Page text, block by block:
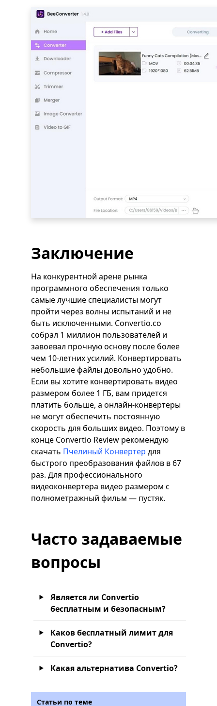
Заключение
На конкурентной арене рынка
программного обеспечения только
самые лучшие специалисты могут
пройти через волны испытаний и не
быть исключенными. Convertio.co
собрал 1 миллион пользователей и
завоевал прочную основу после более
чем 10-летних усилий. Конвертировать
небольшие файлы довольно удобно.
Если вы хотите конвертировать видео
размером более 1 ГБ, вам придется
платить больше, а онлайн-конвертеры
не могут обеспечить постоянную
скорость для больших видео. Поэтому в
конце Convertio Review рекомендую
скачать Пчелиный Конвертер для
быстрого преобразования файлов в 67
раз. Для профессионального
видеоконвертера видео размером с
полнометражный фильм — пустяк.
Часто задаваемые
вопросы
Является ли Convertio
бесплатным и безопасным?
Каков бесплатный лимит для
Convertio?
Какая альтернатива Convertio?
Статьи по теме